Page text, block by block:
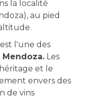
la localité
au pied
l'une des
Mendoza. Les
et le
envers des
de vins